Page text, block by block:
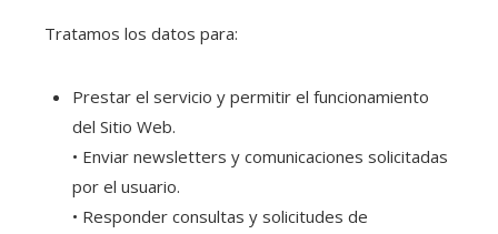
Tratamos los datos para:
Prestar el servicio y permitir el funcionamiento
del Sitio Web.
• Enviar newsletters y comunicaciones solicitadas
por el usuario.
• Responder consultas y solicitudes de